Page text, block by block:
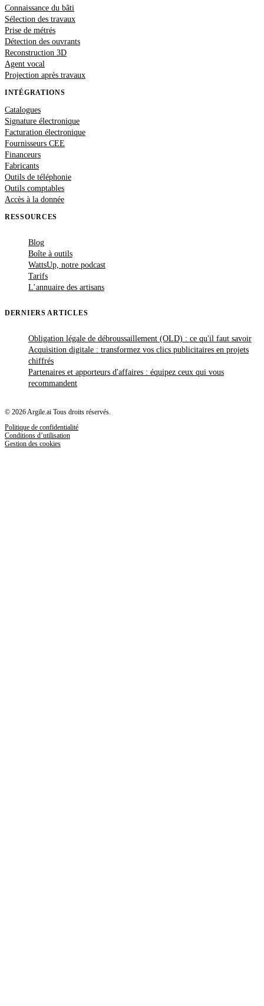
Connaissance du bâti
Sélection des travaux
Prise de métrés
Détection des ouvrants
Reconstruction 3D
Agent vocal
Projection après travaux
INTÉGRATIONS
Catalogues
Signature électronique
Facturation électronique
Fournisseurs CEE
Financeurs
Fabricants
Outils de téléphonie
Outils comptables
Accès à la donnée
RESSOURCES
Blog
Boîte à outils
WattsUp, notre podcast
Tarifs
L’annuaire des artisans
DERNIERS ARTICLES
Obligation légale de débroussaillement (OLD) : ce qu'il faut savoir
Acquisition digitale : transformez vos clics publicitaires en projets
chiffrés
Partenaires et apporteurs d'affaires : équipez ceux qui vous
recommandent
© 2026 Argile.ai Tous droits réservés.
Politique de confidentialité
Conditions d’utilisation
Gestion des cookies